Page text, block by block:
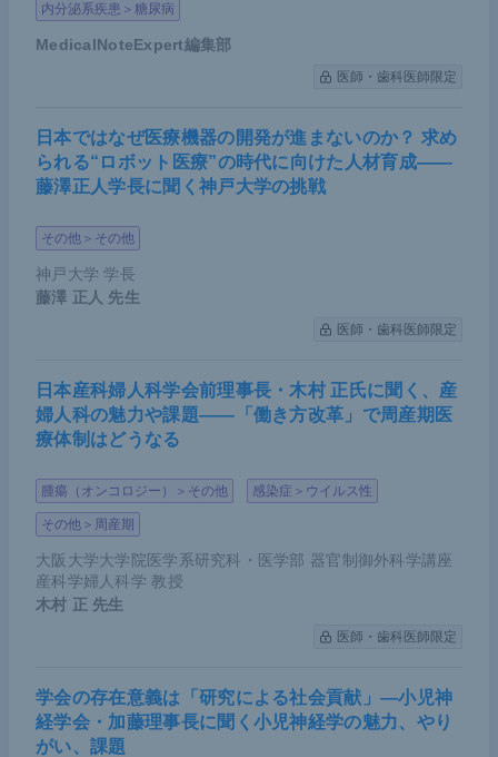
内分泌系疾患＞糖尿病
MedicalNoteExpert編集部
医師・歯科医師限定
日本ではなぜ医療機器の開発が進まないのか？ 求め
られる“ロボット医療”の時代に向けた人材育成――
藤澤正人学長に聞く神戸大学の挑戦
その他＞その他
神戸大学 学長
藤澤 正人 先生
医師・歯科医師限定
日本産科婦人科学会前理事長・木村 正氏に聞く、産
婦人科の魅力や課題――「働き方改革」で周産期医
療体制はどうなる
腫瘍（オンコロジー）＞その他 感染症＞ウイルス性
その他＞周産期
大阪大学大学院医学系研究科・医学部 器官制御外科学講座
産科学婦人科学 教授
木村 正 先生
医師・歯科医師限定
学会の存在意義は「研究による社会貢献」―小児神
経学会・加藤理事長に聞く小児神経学の魅力、やり
がい、課題